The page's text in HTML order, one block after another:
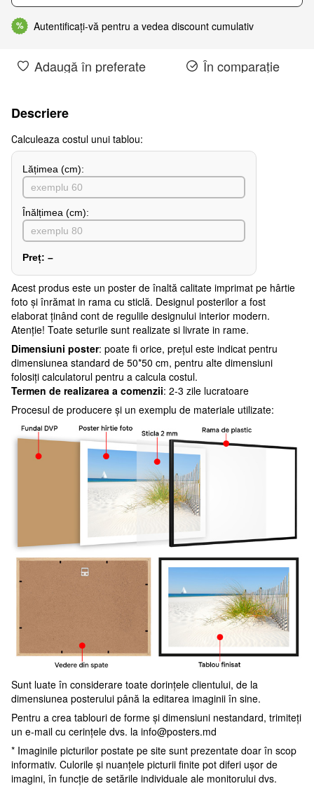
% Autentificați-vă pentru a vedea discount cumulativ
Adaugă în preferate În comparație
Descriere
Сalculeaza costul unui tablou:
Lățimea (сm):
Înălțimea (cm):
Preț: –
Acest produs este un poster de înaltă calitate imprimat pe hârtie
foto și înrămat in rama cu sticlă. Designul posterilor a fost
elaborat ținând cont de regulile designului interior modern.
Atenţie! Toate seturile sunt realizate si livrate in rame.
Dimensiuni poster: poate fi orice, prețul este indicat pentru
dimensiunea standard de 50*50 cm, pentru alte dimensiuni
folosiți calculatorul pentru a calcula costul.
Termen de realizarea a comenzii: 2-3 zile lucratoare
Procesul de producere și un exemplu de materiale utilizate:
Sunt luate în considerare toate dorințele clientului, de la
dimensiunea posterului până la editarea imaginii în sine.
Pentru a crea tablouri de forme și dimensiuni nestandard, trimiteți
un e-mail cu cerințele dvs. la info@posters.md
* Imaginile picturilor postate pe site sunt prezentate doar în scop
informativ. Culorile și nuanțele picturii finite pot diferi ușor de
imagini, în funcție de setările individuale ale monitorului dvs.